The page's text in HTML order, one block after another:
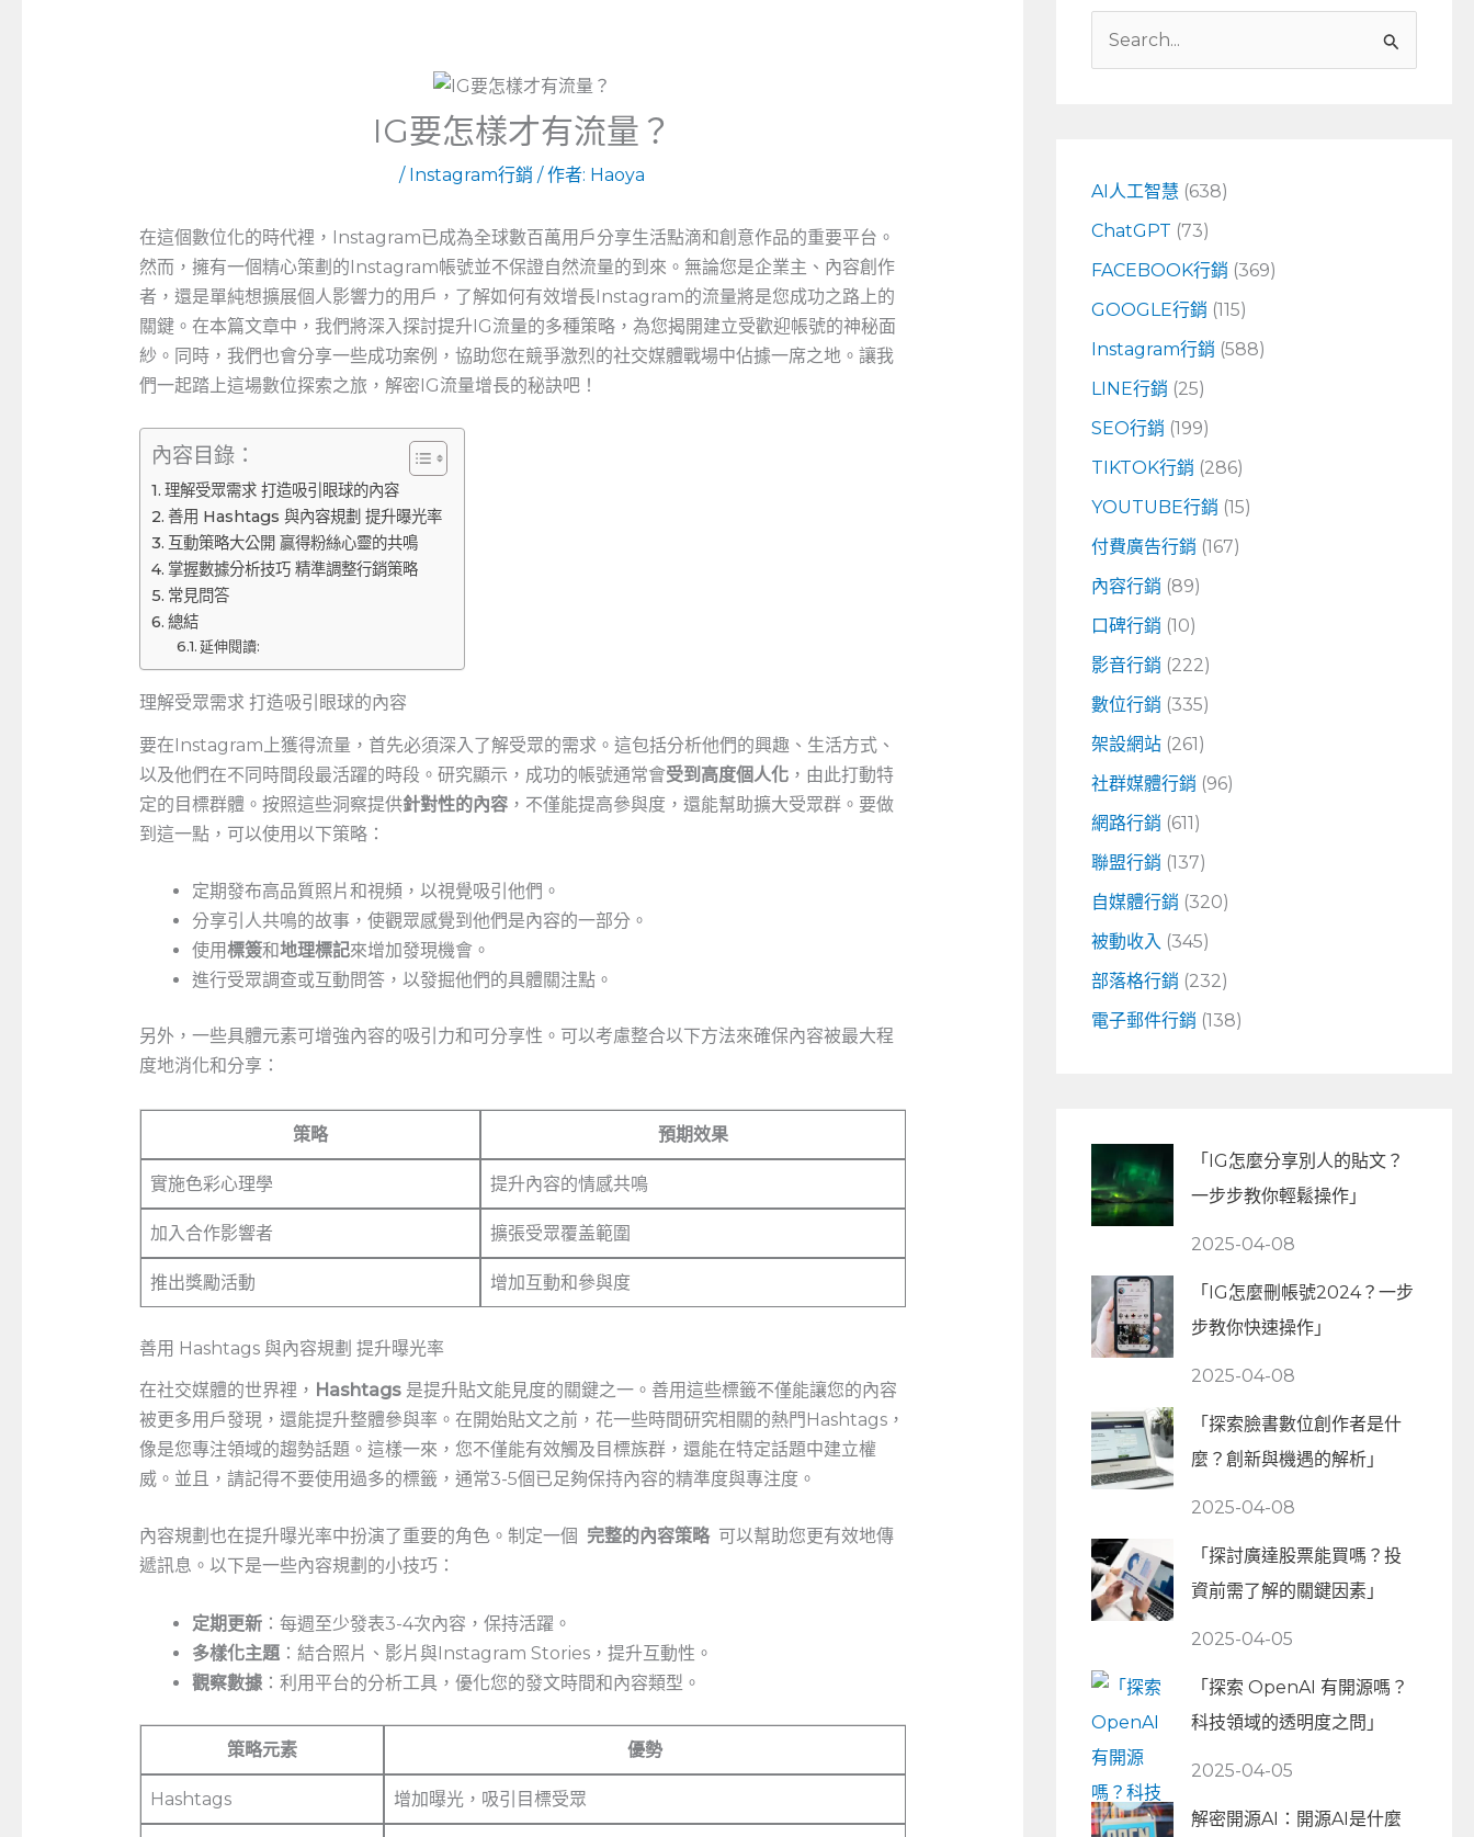
IG要怎樣才有流量？
/ Instagram行銷 / 作者: Haoya
在這個數位化的時代裡，Instagram已成為全球數百萬用戶分享生活點滴和創意作品的重要平台。
然而，擁有一個精心策劃的Instagram帳號並不保證自然流量的到來。無論您是企業主、內容創作
者，還是單純想擴展個人影響力的用戶，了解如何有效增長Instagram的流量將是您成功之路上的
關鍵。在本篇文章中，我們將深入探討提升IG流量的多種策略，為您揭開建立受歡迎帳號的神秘面
紗。同時，我們也會分享一些成功案例，協助您在競爭激烈的社交媒體戰場中佔據一席之地。讓我
們一起踏上這場數位探索之旅，解密IG流量增長的秘訣吧！
內容目錄：
理解受眾需求 打造吸引眼球的內容
善用 Hashtags ⁤與內容規劃 提升曝光率
互動策略大公開‌ 贏得粉絲心靈的共鳴
掌握數據分析技巧 精準調整行銷策略
常見問答
總結
延伸閱讀:
理解受眾需求 打造吸引眼球的內容
要在Instagram上獲得流量，首先必須深入了解受眾的需求。這包括分析他們的興趣、生活方式、
以及他們在不同時間段最活躍的時段。研究顯示，成功的帳號通常會受到高度個人化，由此打動特
定的目標群體。按照這些洞察提供針對性的內容，不僅能提高參與度，還能幫助擴大受眾群。要做
到這一點，可以使用以下策略：
定期發布高品質照片和視頻，以視覺吸引他們。
分享引人共鳴的故事，使觀眾感覺到他們是內容的一部分。
使用標簽和地理標記來增加發現機會。
進行受眾調查或互動問答，以發掘他們的具體關注點。
另外，一些具體元素可增強內容的吸引力和可分享性。可以考慮整合以下方法來確保內容被最大程
度地消化和分享：
策略 預期效果
實施色彩心理學 提升內容的情感共鳴
加入合作影響者 擴張受眾覆盖範圍
推出獎勵活動 增加互動和參與度
善用 Hashtags ⁤與內容規劃 提升曝光率
在社交媒體的世界裡， Hashtags⁣是提升貼文能見度的關鍵之一。善用這些標籤不僅能讓您的內容
被更多用戶發現，還能提升整體參與率。在開始貼文之前，花一些時間研究相關的熱門Hashtags，
像是您專注領域的趨勢話題。這樣一來，您不僅能有效觸及目標族群，還能在特定話題中建立權
威。並且，請記得不要使用過多的標籤，通常3-5個已足夠保持內容的精準度與專注度。
內容規劃也在提升曝光率中扮演了重要的角色。制定一個 ⁢ 完整的內容策略​ 可以幫助您更有效地傳
遞訊息。以下是一些內容規劃的小技巧：
定期更新：每週至少發表3-4次內容，保持活躍。
多樣化主題：結合照片、影片與Instagram Stories，提升互動性。
觀察數據：利用平台的分析工具，優化您的發文時間和內容類型。
策略元素 優勢
Hashtags 增加曝光，吸引目標受眾
字
:
AI人工智慧 (638)
ChatGPT (73)
FACEBOOK行銷 (369)
GOOGLE行銷 (115)
Instagram行銷 (588)
LINE行銷 (25)
SEO行銷 (199)
TIKTOK行銷 (286)
YOUTUBE行銷 (15)
付費廣告行銷 (167)
內容行銷 (89)
口碑行銷 (10)
影音行銷 (222)
數位行銷 (335)
架設網站(261)
社群媒體行銷 (96)
網路行銷 (611)
聯盟行銷 (137)
自媒體行銷 (320)
被動收入 (345)
部落格行銷 (232)
電子郵件行銷 (138)
「IG怎麼分享別人的貼文？
一步步教你輕鬆操作」
2025-04-08
「IG怎麼刪帳號2024？一步
步教你快速操作」
2025-04-08
「探索臉書數位創作者是什
麼？創新與機遇的解析」
2025-04-08
「探討廣達股票能買嗎？投
資前需了解的關鍵因素」
2025-04-05
「探索 OpenAI 有開源嗎？
科技領域的透明度之問」
2025-04-05
解密開源AI：開源AI是什麼